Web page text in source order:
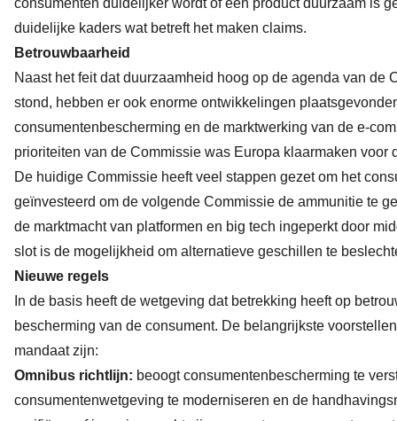
consumenten duidelijker wordt of een product duurzaam is
duidelijke kaders wat betreft het maken claims.
Betrouwbaarheid
Naast het feit dat duurzaamheid hoog op de agenda van de
stond, hebben er ook enorme ontwikkelingen
consumentenbescherming en de marktwerking van de e-
prioriteiten van de Commissie was Europa klaarmaken voor
De huidige Commissie heeft veel stappen gezet om het
geïnvesteerd om de volgende Commissie de ammunitie te
de marktmacht van platformen en big tech ingeperkt door
slot is de mogelijkheid om alternatieve geschillen te
Nieuwe regels
In de basis heeft de wetgeving dat betrekking heeft op
bescherming van de consument. De belangrijkste
mandaat zijn:
Omnibus richtlijn: beoogt consumentenbescherming te
consumentenwetgeving te moderniseren en de